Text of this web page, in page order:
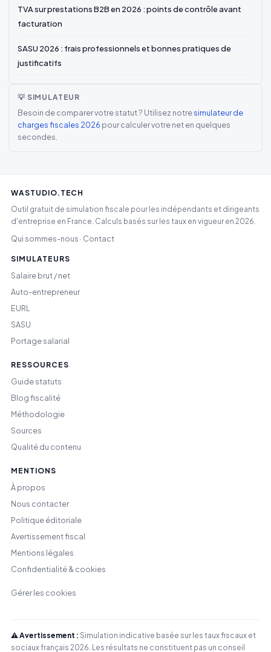
TVA sur prestations B2B en 2026 : points de contrôle avant
facturation
SASU 2026 : frais professionnels et bonnes pratiques de
justificatifs
💡 SIMULATEUR
Besoin de comparer votre statut ? Utilisez notresimulateur de
charges fiscales 2026 pour calculer votre net en quelques
secondes.
WASTUDIO.TECH
Outil gratuit de simulation fiscale pour les indépendants et dirigeants
d'entreprise en France. Calculs basés sur les taux en vigueur en 2026.
Qui sommes-nous · Contact
SIMULATEURS
Salaire brut / net
Auto-entrepreneur
EURL
SASU
Portage salarial
RESSOURCES
Guide statuts
Blog fiscalité
Méthodologie
Sources
Qualité du contenu
MENTIONS
À propos
Nous contacter
Politique éditoriale
Avertissement fiscal
Mentions légales
Confidentialité & cookies
Gérer les cookies
⚠️ Avertissement : Simulation indicative basée sur les taux fiscaux et
sociaux français 2026. Les résultats ne constituent pas un conseil